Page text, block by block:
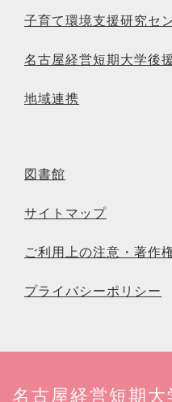
子育て環境支援研究セ
名古屋経営短期大学後
地域連携
図書館
サイトマップ
ご利用上の注意・著作
プライバシーポリシー
名古屋経営短期大